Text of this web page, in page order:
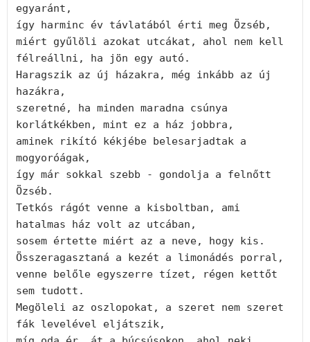
egyaránt,
így harminc év távlatából érti meg Özséb,
miért gyűlöli azokat utcákat, ahol nem kell
félreállni, ha jön egy autó.
Haragszik az új házakra, még inkább az új
hazákra,
szeretné, ha minden maradna csúnya
korlátkékben, mint ez a ház jobbra,
aminek rikító kékjébe belesarjadtak a
mogyoróágak,
így már sokkal szebb - gondolja a felnőtt
Özséb.
Tetkós rágót venne a kisboltban, ami
hatalmas ház volt az utcában,
sosem értette miért az a neve, hogy kis.
Összeragasztaná a kezét a limonádés porral,
venne belőle egyszerre tízet, régen kettőt
sem tudott.
Megöleli az oszlopokat, a szeret nem szeret
fák levelével eljátszik,